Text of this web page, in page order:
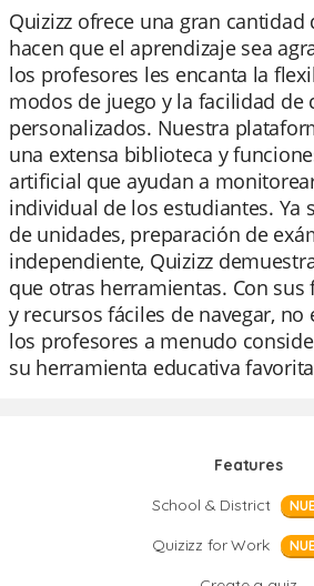
Quizizz ofrece una gran
hacen que el aprendizaje sea
los profesores les encanta la
modos de juego y la facilidad de
personalizados. Nuestra
una extensa biblioteca y
artificial que ayudan a
individual de los estudiantes. Ya
de unidades, preparación de
independiente, Quizizz
que otras herramientas. Con
y recursos fáciles de navegar, no
los profesores a menudo
su herramienta educativa
Features
School & District
Quizizz for Work